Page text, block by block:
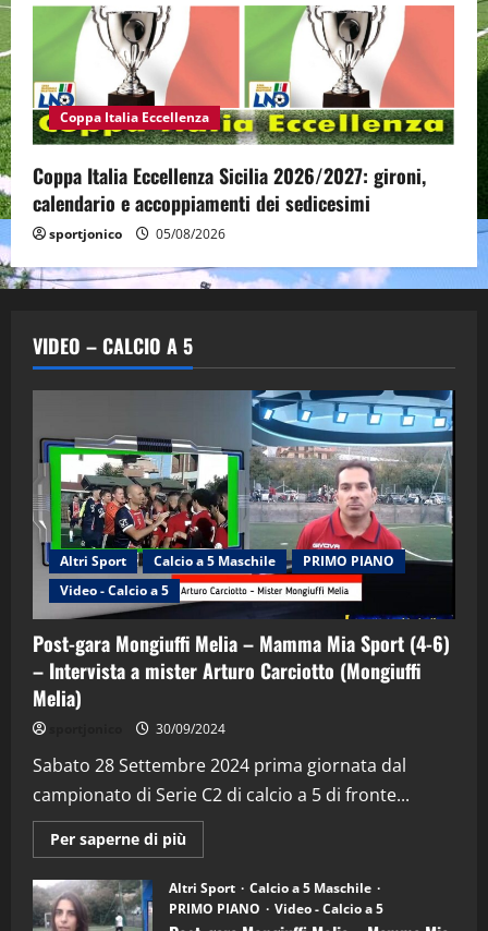
Coppa Italia Eccellenza
Coppa Italia Eccellenza Sicilia 2026/2027: gironi,
calendario e accoppiamenti dei sedicesimi
sportjonico 05/08/2026
VIDEO – CALCIO A 5
Altri Sport Calcio a 5 Maschile
PRIMO PIANO
Video - Calcio a 5
Post-gara Mongiuffi Melia – Mamma Mia Sport (4-6)
– Intervista a mister Arturo Carciotto (Mongiuffi
Melia)
30/09/2024
Sabato 28 Settembre 2024 prima giornata dal
campionato di Serie C2 di calcio a 5 di fronte...
Per saperne di più
informazioni
Post-
gara
Mongiuffi
Altri Sport
Calcio a 5 Maschile
PRIMO PIANO
Video - Calcio a 5
2
“SportEmpire” in Podcast: 29^ Puntata
(Martedi 28 Aprile 2026)
28/04/2026
"SportEmpire" in Podcast
“SportEmpire” in Podcast: 28^ Puntata
(Martedi 21 Aprile 2026)